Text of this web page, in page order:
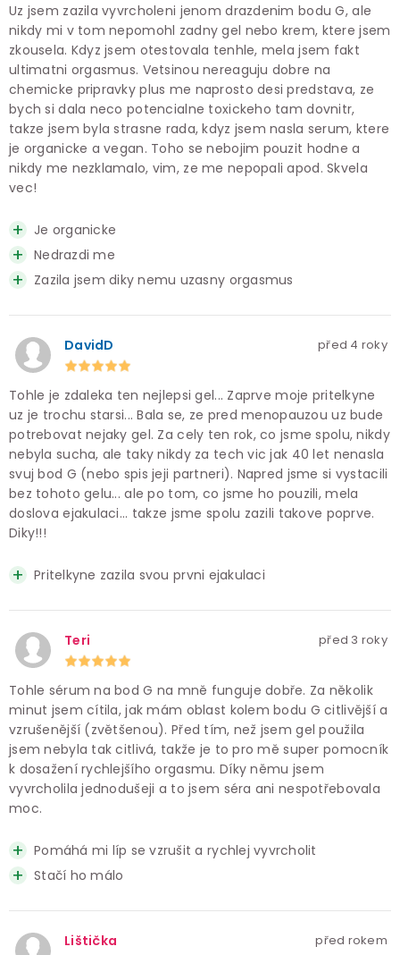
Uz jsem zazila vyvrcholeni jenom drazdenim bodu G, ale
nikdy mi v tom nepomohl zadny gel nebo krem, ktere jsem
zkousela. Kdyz jsem otestovala tenhle, mela jsem fakt
ultimatni orgasmus. Vetsinou nereaguju dobre na
chemicke pripravky plus me naprosto desi predstava, ze
bych si dala neco potencialne toxickeho tam dovnitr,
takze jsem byla strasne rada, kdyz jsem nasla serum, ktere
je organicke a vegan. Toho se nebojim pouzit hodne a
nikdy me nezklamalo, vim, ze me nepopali apod. Skvela
vec!
Je organicke
Nedrazdi me
Zazila jsem diky nemu uzasny orgasmus
DavidD před 4 roky
Tohle je zdaleka ten nejlepsi gel... Zaprve moje pritelkyne
uz je trochu starsi... Bala se, ze pred menopauzou uz bude
potrebovat nejaky gel. Za cely ten rok, co jsme spolu, nikdy
nebyla sucha, ale taky nikdy za tech vic jak 40 let nenasla
svuj bod G (nebo spis jeji partneri). Napred jsme si vystacili
bez tohoto gelu... ale po tom, co jsme ho pouzili, mela
doslova ejakulaci... takze jsme spolu zazili takove poprve.
Diky!!!
Pritelkyne zazila svou prvni ejakulaci
Teri před 3 roky
Tohle sérum na bod G na mně funguje dobře. Za několik
minut jsem cítila, jak mám oblast kolem bodu G citlivější a
vzrušenější (zvětšenou). Před tím, než jsem gel použila
jsem nebyla tak citlivá, takže je to pro mě super pomocník
k dosažení rychlejšího orgasmu. Díky němu jsem
vyvrcholila jednodušeji a to jsem séra ani nespotřebovala
moc.
Pomáhá mi líp se vzrušit a rychlej vyvrcholit
Stačí ho málo
Lištička před rokem